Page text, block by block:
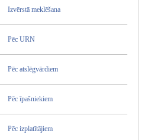
Izvērstā meklēšana
Pēc URN
Pēc atslēgvārdiem
Pēc īpašniekiem
Pēc izplatītājiem